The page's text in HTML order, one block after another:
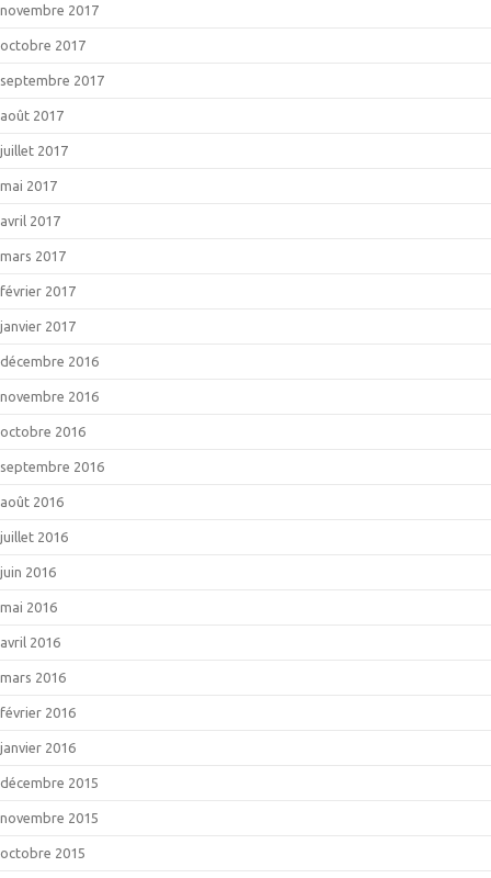
novembre 2017
octobre 2017
septembre 2017
août 2017
juillet 2017
mai 2017
avril 2017
mars 2017
février 2017
janvier 2017
décembre 2016
novembre 2016
octobre 2016
septembre 2016
août 2016
juillet 2016
juin 2016
mai 2016
avril 2016
mars 2016
février 2016
janvier 2016
décembre 2015
novembre 2015
octobre 2015